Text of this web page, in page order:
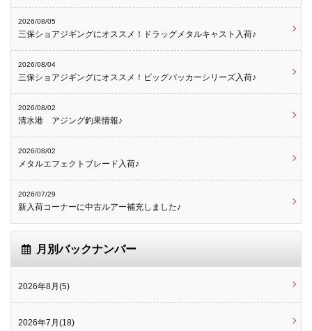
2026/08/05
三保ショアジギングにオススメ！ドラッグメタルキャスト入荷♪
2026/08/04
三保ショアジギングにオススメ！ビッグバッカーシリーズ入荷♪
2026/08/02
清水港 アジング釣果情報♪
2026/08/02
メタルエフェクトブレード入荷♪
2026/07/29
新入荷コーナーに中古ルアー補充しました♪
月別バックナンバー
2026年8月(5)
2026年7月(18)